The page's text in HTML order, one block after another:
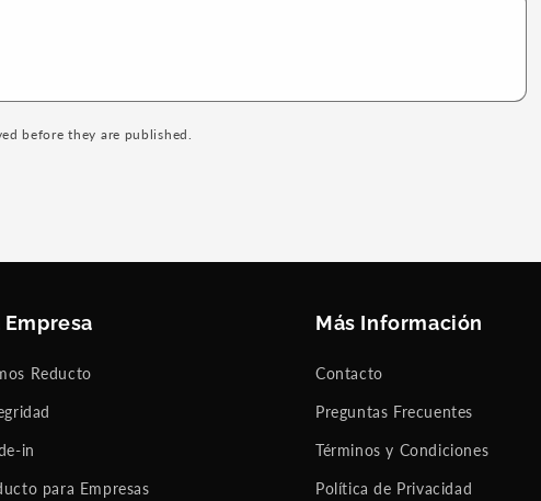
before they are published.
Empresa
Reducto
in
para Empresas
Más Información
Contacto
Preguntas Frecuentes
Términos y Condiciones
Política de Privacidad